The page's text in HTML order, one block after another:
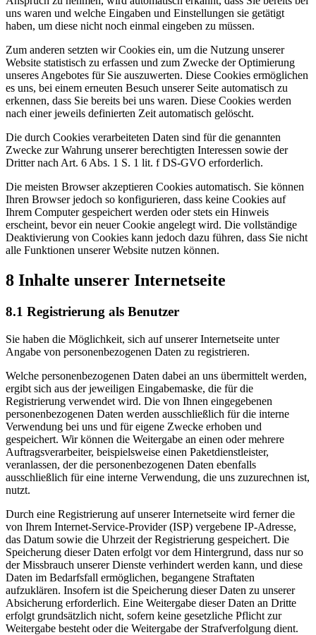
uns waren und welche Eingaben und Einstellungen sie getätigt
haben, um diese nicht noch einmal eingeben zu müssen.
Zum anderen setzten wir Cookies ein, um die Nutzung unserer
Website statistisch zu erfassen und zum Zwecke der Optimierung
unseres Angebotes für Sie auszuwerten. Diese Cookies ermöglichen
es uns, bei einem erneuten Besuch unserer Seite automatisch zu
erkennen, dass Sie bereits bei uns waren. Diese Cookies werden
nach einer jeweils definierten Zeit automatisch gelöscht.
Die durch Cookies verarbeiteten Daten sind für die genannten
Zwecke zur Wahrung unserer berechtigten Interessen sowie der
Dritter nach Art. 6 Abs. 1 S. 1 lit. f DS-GVO erforderlich.
Die meisten Browser akzeptieren Cookies automatisch. Sie können
Ihren Browser jedoch so konfigurieren, dass keine Cookies auf
Ihrem Computer gespeichert werden oder stets ein Hinweis
erscheint, bevor ein neuer Cookie angelegt wird. Die vollständige
Deaktivierung von Cookies kann jedoch dazu führen, dass Sie nicht
alle Funktionen unserer Website nutzen können.
8 Inhalte unserer Internetseite
8.1 Registrierung als Benutzer
Sie haben die Möglichkeit, sich auf unserer Internetseite unter
Angabe von personenbezogenen Daten zu registrieren.
Welche personenbezogenen Daten dabei an uns übermittelt werden,
ergibt sich aus der jeweiligen Eingabemaske, die für die
Registrierung verwendet wird. Die von Ihnen eingegebenen
personenbezogenen Daten werden ausschließlich für die interne
Verwendung bei uns und für eigene Zwecke erhoben und
gespeichert. Wir können die Weitergabe an einen oder mehrere
Auftragsverarbeiter, beispielsweise einen Paketdienstleister,
veranlassen, der die personenbezogenen Daten ebenfalls
ausschließlich für eine interne Verwendung, die uns zuzurechnen ist,
nutzt.
Durch eine Registrierung auf unserer Internetseite wird ferner die
von Ihrem Internet-Service-Provider (ISP) vergebene IP-Adresse,
das Datum sowie die Uhrzeit der Registrierung gespeichert. Die
Speicherung dieser Daten erfolgt vor dem Hintergrund, dass nur so
der Missbrauch unserer Dienste verhindert werden kann, und diese
Daten im Bedarfsfall ermöglichen, begangene Straftaten
aufzuklären. Insofern ist die Speicherung dieser Daten zu unserer
Absicherung erforderlich. Eine Weitergabe dieser Daten an Dritte
erfolgt grundsätzlich nicht, sofern keine gesetzliche Pflicht zur
Weitergabe besteht oder die Weitergabe der Strafverfolgung dient.